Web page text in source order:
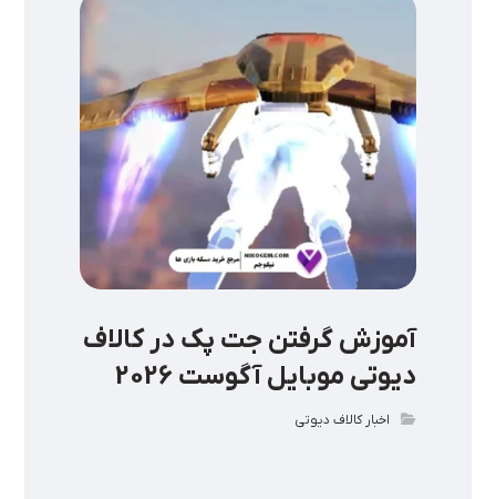
آموزش گرفتن جت پک در کالاف
دیوتی موبایل آگوست 2026
اخبار کالاف دیوتی